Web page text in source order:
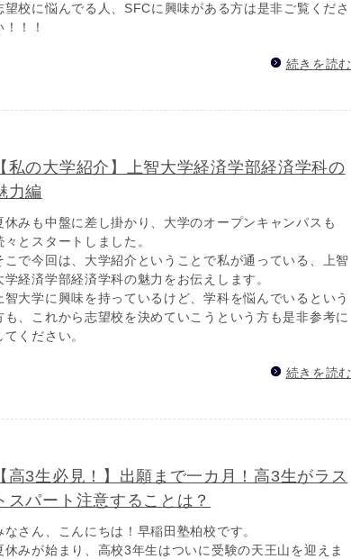
望校に悩んでる人、SFCに興味がある方は是非ご覧くださ
！！！
続きを読む
【私の大学紹介】上智大学経済学部経済学科の
力編
休みも中盤に差し掛かり、大学のオープンキャンパスも
々とスタートしました。
こで今回は、大学紹介ということで私が通っている、上智
学経済学部経済学科の魅力をお伝えします。
智大学に興味を持っているけど、学科を悩んでいるという
も、これから志望校を決めていこうという方も是非参考に
てください。
続きを読む
【高3生必見！】出願まで一カ月！高3生がラス
スパート注意することは？
なさん、こんにちは！早稲田塾柏校です。
休みが始まり、高校3年生はついに受験の天王山を迎えま